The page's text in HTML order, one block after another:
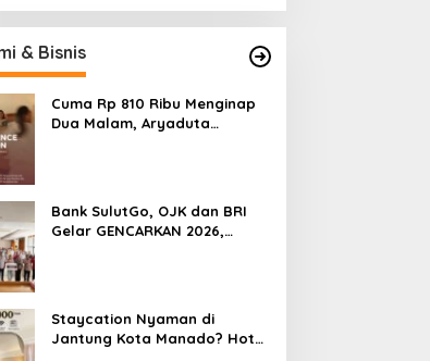
& Bisnis
Cuma Rp 810 Ribu Menginap
Dua Malam, Aryaduta
Bank SulutGo, OJK dan BRI
Gelar GENCARKAN 2026,
Staycation Nyaman di
Jantung Kota Manado? Hotel